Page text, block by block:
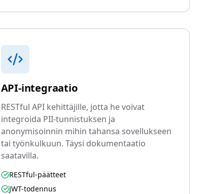
API-integraatio
RESTful API kehittäjille, jotta he voivat
integroida PII-tunnistuksen ja
anonymisoinnin mihin tahansa sovellukseen
tai työnkulkuun. Täysi dokumentaatio
saatavilla.
RESTful-päätteet
JWT-todennus